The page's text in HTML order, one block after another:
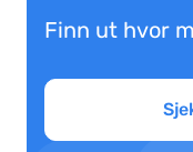
Finn ut hvor